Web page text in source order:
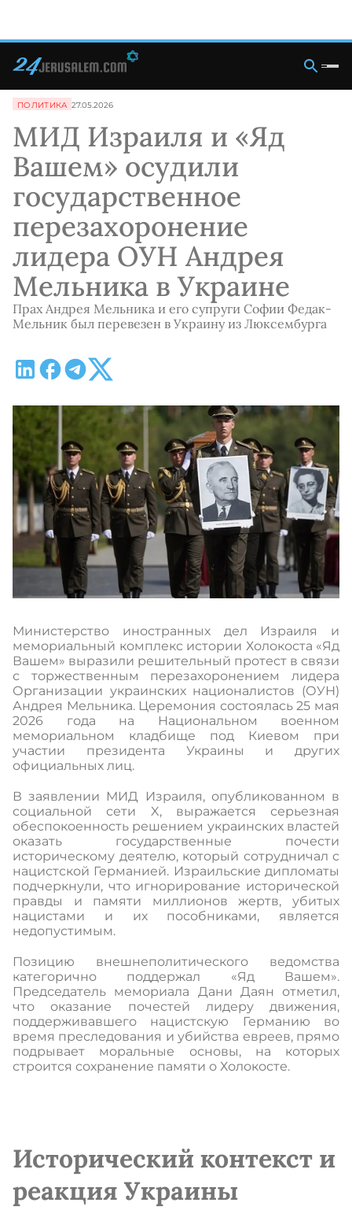
ПОЛИТИКА 27.05.2026
МИД Израиля и «Яд
Вашем» осудили
государственное
перезахоронение
лидера ОУН Андрея
Мельника в Украине
Прах Андрея Мельника и его супруги Софии Федак-
Мельник был перевезен в Украину из Люксембурга
Министерство иностранных дел Израиля и
мемориальный комплекс истории Холокоста «Яд
Вашем» выразили решительный протест в связи
с торжественным перезахоронением лидера
Организации украинских националистов (ОУН)
Андрея Мельника. Церемония состоялась 25 мая
2026 года на Национальном военном
мемориальном кладбище под Киевом при
участии президента Украины и других
официальных лиц.
В заявлении МИД Израиля, опубликованном в
социальной сети X, выражается серьезная
обеспокоенность решением украинских властей
оказать государственные почести
историческому деятелю, который сотрудничал с
нацистской Германией. Израильские дипломаты
подчеркнули, что игнорирование исторической
правды и памяти миллионов жертв, убитых
нацистами и их пособниками, является
недопустимым.
Позицию внешнеполитического ведомства
категорично поддержал «Яд Вашем».
Председатель мемориала Дани Даян отметил,
что оказание почестей лидеру движения,
поддерживавшего нацистскую Германию во
время преследования и убийства евреев, прямо
подрывает моральные основы, на которых
строится сохранение памяти о Холокосте.
Исторический контекст и
реакция Украины